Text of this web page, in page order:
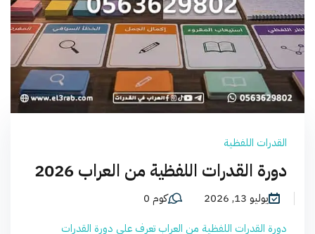
القدرات اللفظية
دورة القدرات اللفظية من العراب 2026
يوليو 13, 2026
كوم 0
دورة القدرات اللفظية من العراب تعرف على دورة القدرات